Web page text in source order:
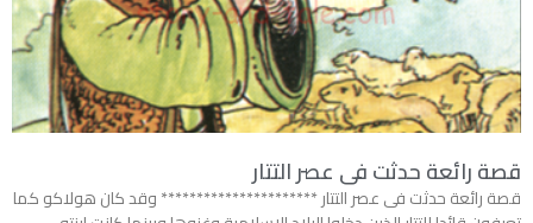
قصة رائعة حدثت فى عصر التتار
قصة رائعة حدثت فى عصر التتار ********************** وقد كان هولاكو كما